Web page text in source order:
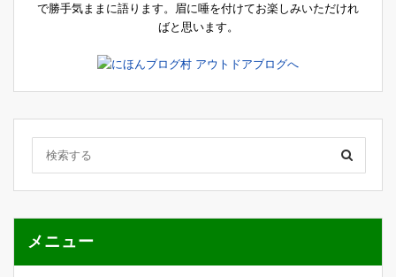
で勝手気ままに語ります。眉に唾を付けてお楽しみいただけれ
ばと思います。
メニュー